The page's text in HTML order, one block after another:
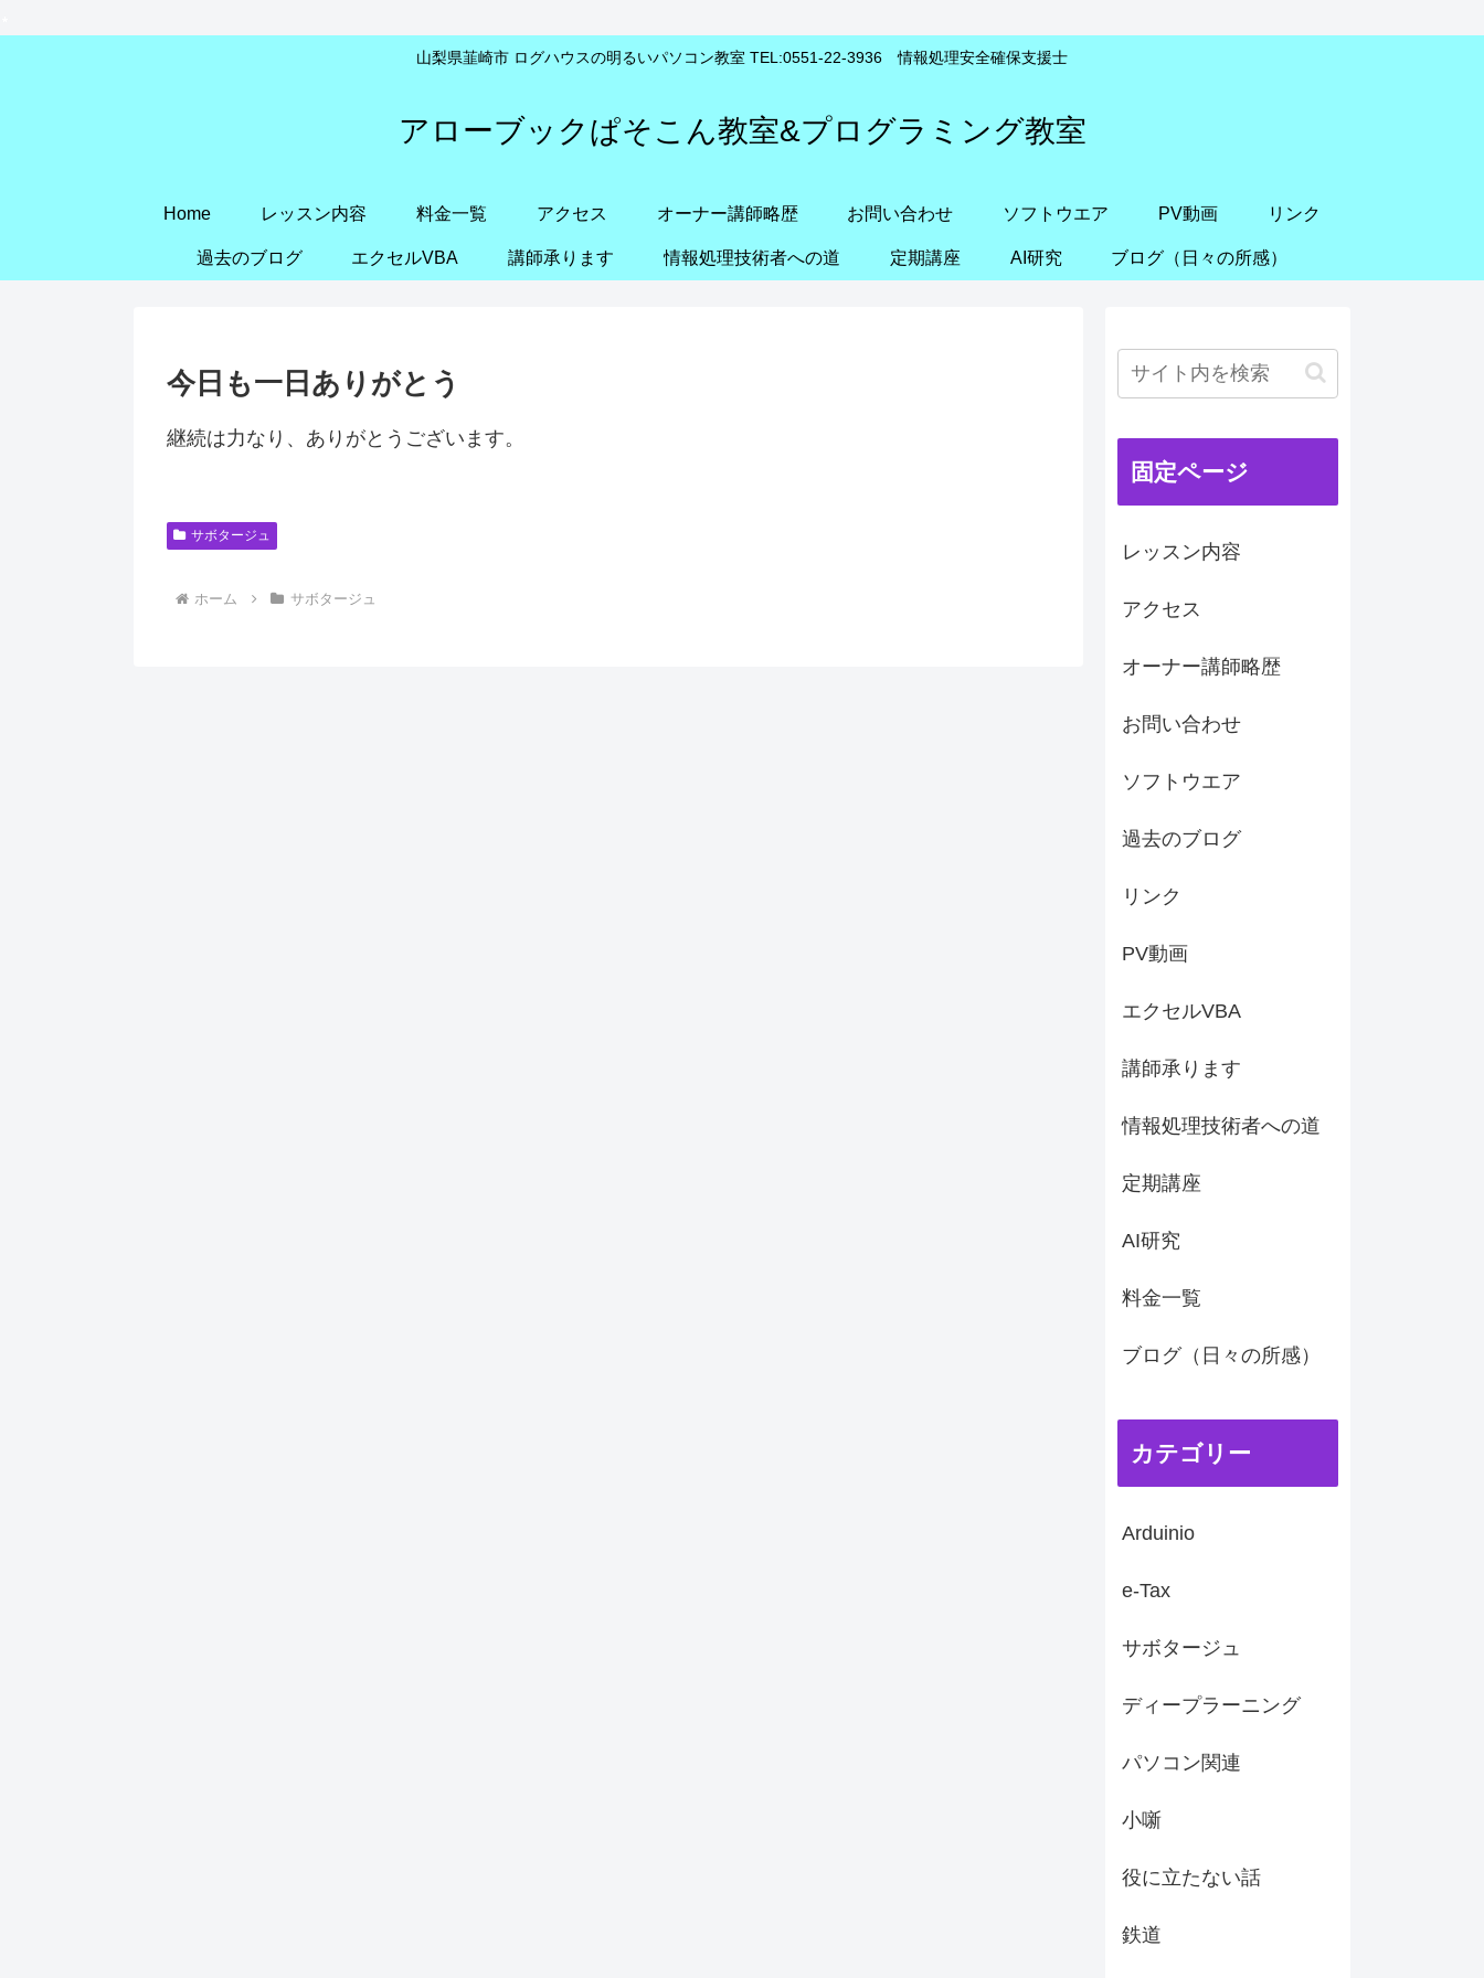
山梨県韮崎市 ログハウスの明るいパソコン教室 TEL:0551-22-3936 情報処理安全確保支援士
アローブックぱそこん教室&プログラミング教室
Home レッスン内容 料金一覧 アクセス オーナー講師略歴 お問い合わせ ソフトウエア PV動画 リンク
過去のブログ エクセルVBA 講師承ります 情報処理技術者への道 定期講座 AI研究 ブログ（日々の所感）
今日も一日ありがとう
継続は力なり、ありがとうございます。
サボタージュ
ホーム サボタージュ
固定ページ
レッスン内容
アクセス
オーナー講師略歴
お問い合わせ
ソフトウエア
過去のブログ
リンク
PV動画
エクセルVBA
講師承ります
情報処理技術者への道
定期講座
AI研究
料金一覧
ブログ（日々の所感）
カテゴリー
Arduinio
e-Tax
サボタージュ
ディープラーニング
パソコン関連
小噺
役に立たない話
鉄道